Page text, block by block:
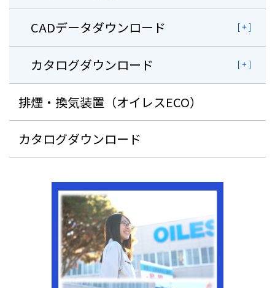
CADデータダウンロード
カタログダウンロード
排煙・換気装置（オイレスECO）
カタログダウンロード